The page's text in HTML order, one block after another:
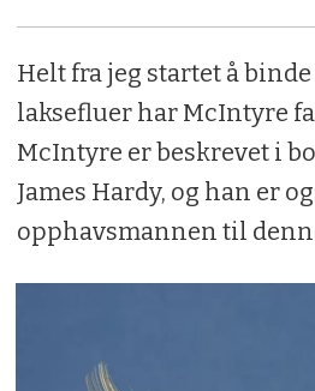
Helt fra jeg startet å
laksefluer har McIntyre
McIntyre er beskrevet i
James Hardy, og han er
opphavsmannen til